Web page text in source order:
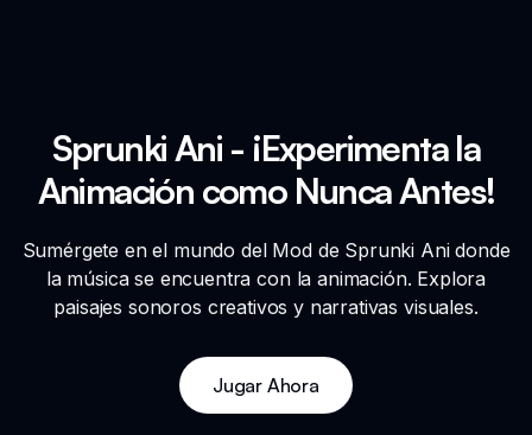
Sprunki Ani - ¡Experimenta la
Animación como Nunca Antes!
Sumérgete en el mundo del Mod de Sprunki Ani donde
la música se encuentra con la animación. Explora
paisajes sonoros creativos y narrativas visuales.
Jugar Ahora